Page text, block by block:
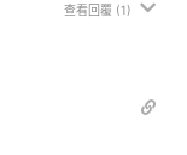
查看回覆 (1)